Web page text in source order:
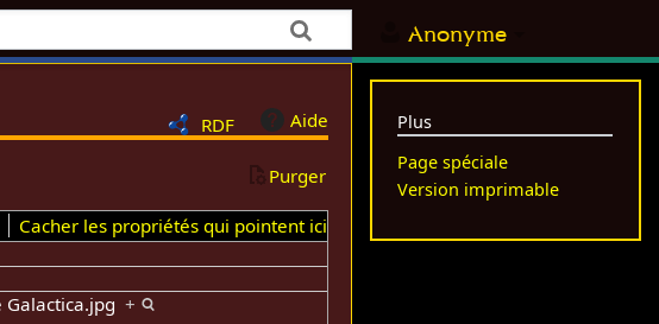
Anonyme
RDF Aide
Purger
Cacher les propriétés qui pointent ici
Galactica.jpg+
Plus
Page spéciale
Version imprimable